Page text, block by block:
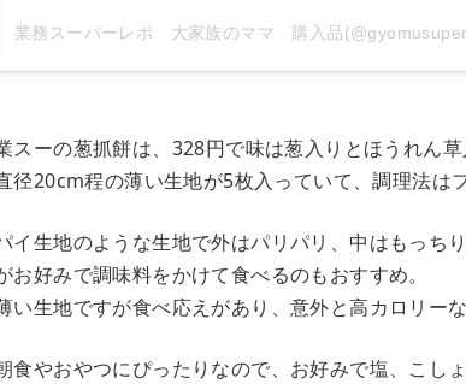
スーの葱抓餅は、328円で味は葱入りとほうれん草
径20cm程の薄い生地が5枚入っていて、調理法は
イ生地のような生地で外はパリパリ、中はもっち
お好みで調味料をかけて食べるのもおすすめ。
い生地ですが食べ応えがあり、意外と高カロリー
食やおやつにぴったりなので、お好みで塩、こし